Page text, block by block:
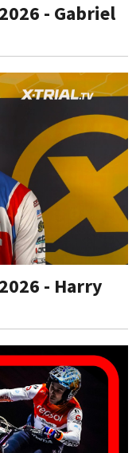
- Gabriel
- Harry